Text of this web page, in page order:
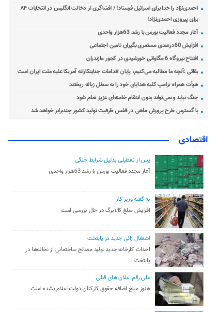
احمدی‌نژاد را خدا برای اسرائیل فرستاد! / افشاگری از دخالت انگلیس در انتخابات ۸۴
برای پیروزی احمدی‌نژاد!
آغاز مجدد فعالیت بورس با رشد 63هزار واحدی
افزایش 60درصدی مستمری بگیران تامین اجتماعی
افتتاح نیروگاه 6 مگاواتی خورشیدی در کجور مازندران
بقائی :آنچه ما مطالبه می‌کنیم، پایان اقدامات جنایتکارانه آمریکا علیه ملت ایران است
هیأت همراه ترامپ کلیه هدایای خود را به سطل زباله ریختند
جنگ نباید و نمی‌تواند بدون انتقام خامنه‌ای عزیز تمام شود
با گسترس طرح پرورش ماهی در قفس ظرفیت تولید کشور چندبرابر خواهد شد
اقتصادی
پس از تعطیلی بدلیل شرایط جنگی
آغاز مجدد فعالیت بورس با رشد 63هزار واحدی
به گفته وزیر کار
افزایش مبلغ کالابرگ در حال بررسی است
اشتغال زائی جدید در پایتخت
احداث کارخانه جدید تولید مصالح ساختمانی از نخاله‌ها در
پایتخت
علی رقم اعلان های قبلی
هنوز مبلغ اضافه حقوق کارکنان دولت اعلام نشده است